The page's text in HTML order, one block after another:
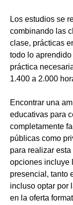
Los estudios se
combinando las
clase, prácticas
todo lo
práctica
1.400 a 2.000
Encontrar una
educativas para
completamente
públicas como
para realizar
opciones incluye
presencial, tanto
incluso optar por
en la oferta